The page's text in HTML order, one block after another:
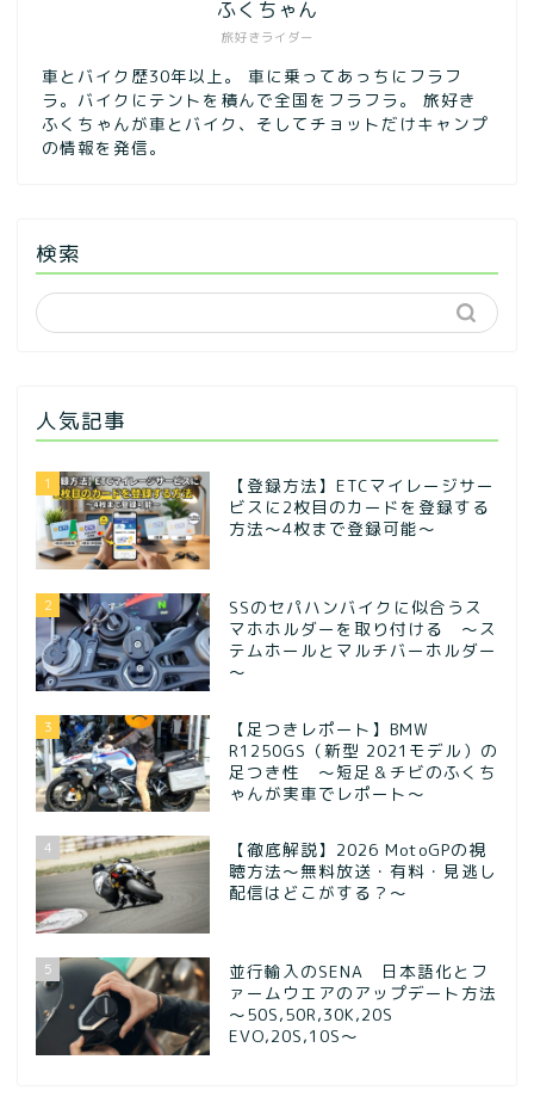
旅好きライダー
ふくちゃん
車とバイク歴30年以上。 車に乗ってあっちにフラフ
ラ。バイクにテントを積んで全国をフラフラ。 旅好き
ふくちゃんが車とバイク、そしてチョットだけキャンプ
の情報を発信。
検索
人気記事
1
【登録方法】ETCマイレージサー
ビスに2枚目のカードを登録する
方法〜4枚まで登録可能〜
2
SSのセパハンバイクに似合うス
マホホルダーを取り付ける ～ス
テムホールとマルチバーホルダー
～
3
【足つきレポート】BMW
R1250GS（新型 2021モデル）の
足つき性 ～短足＆チビのふくち
ゃんが実車でレポート～
4
【徹底解説】2026 MotoGPの視
聴方法～無料放送・有料・見逃し
配信はどこがする？～
5
並行輸入のSENA 日本語化とフ
ァームウエアのアップデート方法
～50S,50R,30K,20S
EVO,20S,10S～